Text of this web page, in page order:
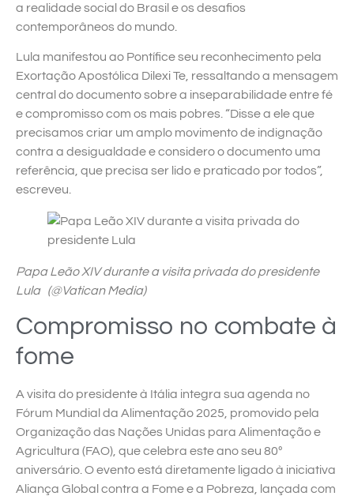
a realidade social do Brasil e os desafios
contemporâneos do mundo.
Lula manifestou ao Pontífice seu reconhecimento pela
Exortação Apostólica Dilexi Te, ressaltando a mensagem
central do documento sobre a inseparabilidade entre fé
e compromisso com os mais pobres. “Disse a ele que
precisamos criar um amplo movimento de indignação
contra a desigualdade e considero o documento uma
referência, que precisa ser lido e praticado por todos”,
escreveu.
Papa Leão XIV durante a visita privada do presidente
Lula (@Vatican Media)
Compromisso no combate à
fome
A visita do presidente à Itália integra sua agenda no
Fórum Mundial da Alimentação 2025, promovido pela
Organização das Nações Unidas para Alimentação e
Agricultura (FAO), que celebra este ano seu 80º
aniversário. O evento está diretamente ligado à iniciativa
Aliança Global contra a Fome e a Pobreza, lançada com